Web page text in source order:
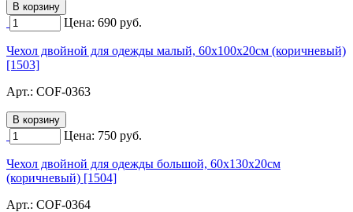
Цена: 690 руб.
Чехол двойной для одежды малый, 60х100х20см (коричневый)
[1503]
Арт.: COF-0363
Цена: 750 руб.
Чехол двойной для одежды большой, 60х130х20см
(коричневый) [1504]
Арт.: COF-0364